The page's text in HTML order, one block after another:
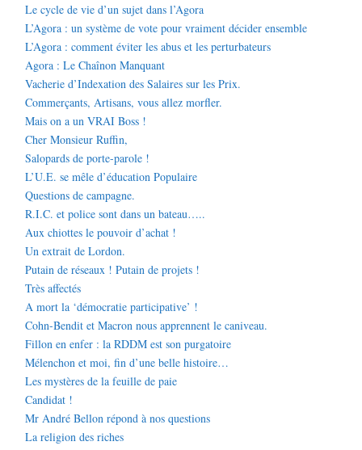
Le cycle de vie d’un sujet dans l’Agora
L’Agora : un système de vote pour vraiment décider ensemble
L’Agora : comment éviter les abus et les perturbateurs
Agora : Le Chaînon Manquant
Vacherie d’Indexation des Salaires sur les Prix.
Commerçants, Artisans, vous allez morfler.
Mais on a un VRAI Boss !
Cher Monsieur Ruffin,
Salopards de porte-parole !
L’U.E. se mêle d’éducation Populaire
Questions de campagne.
R.I.C. et police sont dans un bateau…..
Aux chiottes le pouvoir d’achat !
Un extrait de Lordon.
Putain de réseaux ! Putain de projets !
Très affectés
A mort la ‘démocratie participative’ !
Cohn-Bendit et Macron nous apprennent le caniveau.
Fillon en enfer : la RDDM est son purgatoire
Mélenchon et moi, fin d’une belle histoire…
Les mystères de la feuille de paie
Candidat !
Mr André Bellon répond à nos questions
La religion des riches